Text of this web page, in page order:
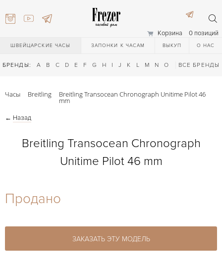
Корзина 0 позиций
ШВЕЙЦАРСКИЕ ЧАСЫ ЗАПОНКИ К ЧАСАМ ВЫКУП О НАС
БРЕНДЫ: A B C D E F G H I J K L M N O Q R S T
ВСЕ БРЕНДЫ
27-44
Часы Breitling Breitling Transocean Chronograph Unitime Pilot 46
mm
← Назад
Breitling Transocean Chronograph
Unitime Pilot 46 mm
Продано
ЗАКАЗАТЬ ЭТУ МОДЕЛЬ